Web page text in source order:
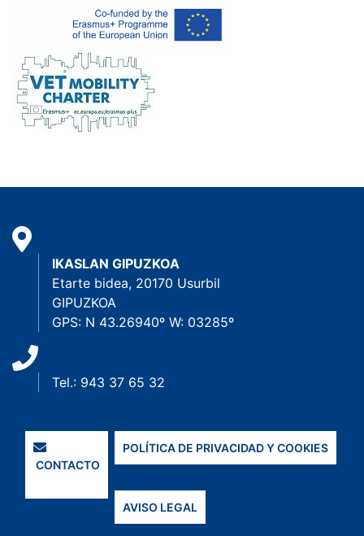
IKASLAN GIPUZKOA
Etarte bidea, 20170 Usurbil
GIPUZKOA
GPS: N 43.26940º W: 03285º
Tel.: 943 37 65 32
CONTACTO
POLÍTICA DE PRIVACIDAD Y COOKIES
AVISO LEGAL